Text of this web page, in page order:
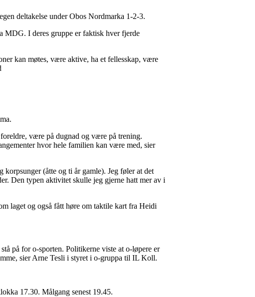
deltakelse under Obos Nordmarka 1-2-3.
MDG. I deres gruppe er faktisk hver fjerde
kan møtes, være aktive, ha et fellesskap, være
være på dugnad og være på trening.
hvor hele familien kan være med, sier
(åtte og ti år gamle). Jeg føler at det
Den typen aktivitet skulle jeg gjerne hatt mer av i
laget og også fått høre om taktile kart fra Heidi
på for o-sporten. Politikerne viste at o-løpere er
sier Arne Tesli i styret i o-gruppa til IL Koll.
17.30. Målgang senest 19.45.